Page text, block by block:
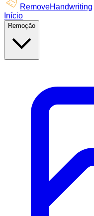
RemoveHandwriting
Início
Remoção